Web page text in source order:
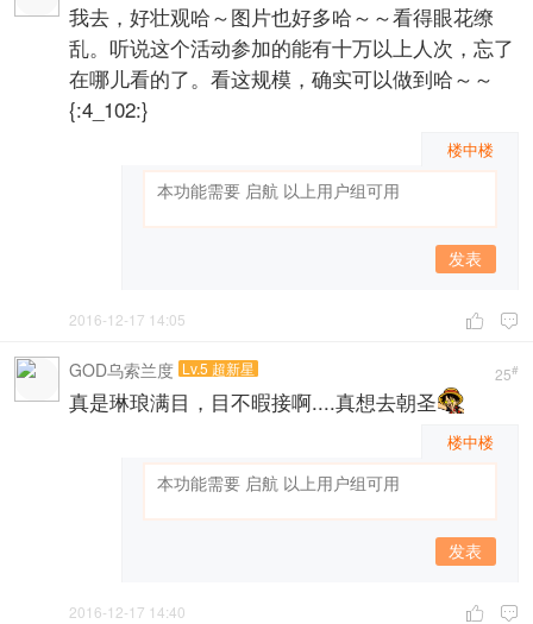
我去，好壮观哈～图片也好多哈～～看得眼花缭
乱。听说这个活动参加的能有十万以上人次，忘了
在哪儿看的了。看这规模，确实可以做到哈～～
{:4_102:}
楼中楼
发表
 
2016-12-17 14:05
25#
GOD乌索兰度 Lv.5 超新星
真是琳琅满目，目不暇接啊....真想去朝圣
楼中楼
发表
 
2016-12-17 14:40